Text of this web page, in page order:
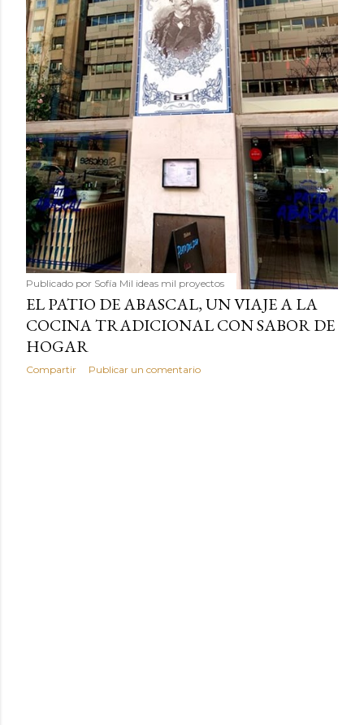
Publicado por Sofía Mil ideas mil proyectos
EL PATIO DE ABASCAL, UN VIAJE A LA
COCINA TRADICIONAL CON SABOR DE
HOGAR
Compartir Publicar un comentario